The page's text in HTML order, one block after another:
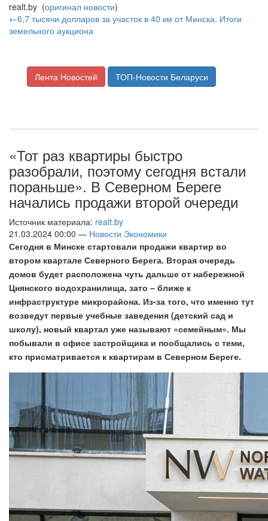
realt.by (оригинал новости)
←6,7 тысячи долларов за участок в 40 км от Минска. Итоги
земельного аукциона
Лента Новостей ТОП-Новости Беларуси
«Тот раз квартиры быстро
разобрали, поэтому сегодня встали
пораньше». В Северном Береге
начались продажи второй очереди
Источник материала: realt.by
21.03.2024 00:00 — Новости Экономики
Сегодня в Минске стартовали продажи квартир во
втором квартале Северного Берега. Вторая очередь
домов будет расположена чуть дальше от набережной
Цнянского водохранилища, зато – ближе к
инфраструктуре микрорайона. Из-за того, что именно тут
возведут первые учебные заведения (детский сад и
школу), новый квартал уже называют «семейным». Мы
побывали в офисе застройщика и пообщались с теми,
кто присматривается к квартирам в Северном Береге.